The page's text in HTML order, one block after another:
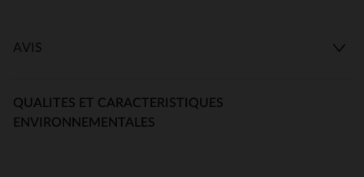
AVIS
QUALITES ET CARACTERISTIQUES
ENVIRONNEMENTALES